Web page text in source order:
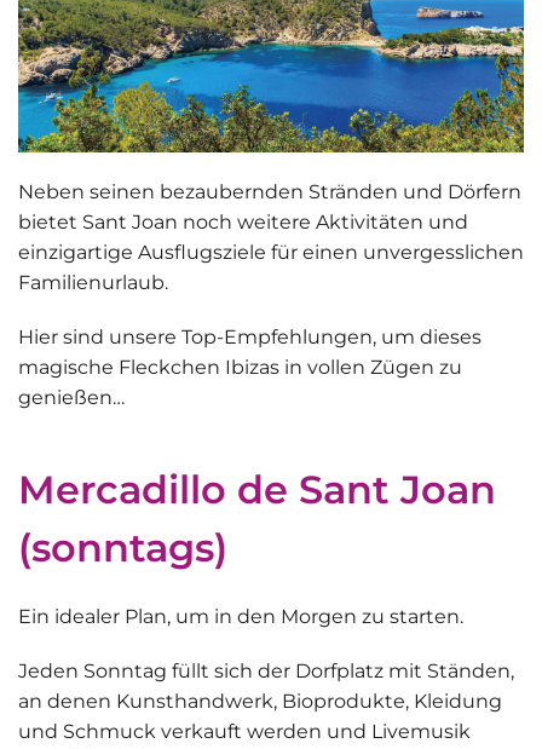
Neben seinen bezaubernden Stränden und Dörfern
bietet Sant Joan noch weitere Aktivitäten und
einzigartige Ausflugsziele für einen unvergesslichen
Familienurlaub.
Hier sind unsere Top-Empfehlungen, um dieses
magische Fleckchen Ibizas in vollen Zügen zu
genießen…
Mercadillo de Sant Joan
(sonntags)
Ein idealer Plan, um in den Morgen zu starten.
Jeden Sonntag füllt sich der Dorfplatz mit Ständen,
an denen Kunsthandwerk, Bioprodukte, Kleidung
und Schmuck verkauft werden und Livemusik